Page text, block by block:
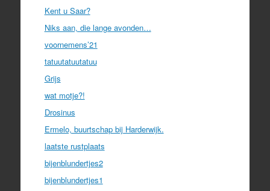
Kent u Saar?
Niks aan, die lange avonden…
voornemens’21
tatuutatuutatuu
Grijs
wat motje?!
Drosinus
Ermelo, buurtschap bij Harderwijk.
laatste rustplaats
bijenblundertjes2
bijenblundertjes1